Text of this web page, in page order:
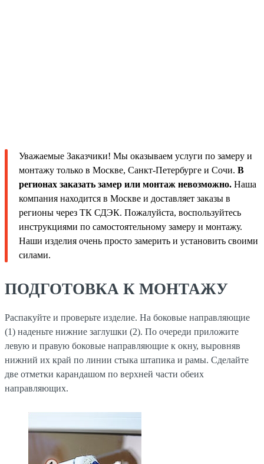
Уважаемые Заказчики! Мы оказываем услуги по замеру и
монтажу только в Москве, Санкт-Петербурге и Сочи. В
регионах заказать замер или монтаж невозможно. Наша
компания находится в Москве и доставляет заказы в
регионы через ТК СДЭК. Пожалуйста, воспользуйтесь
инструкциями по самостоятельному замеру и монтажу.
Наши изделия очень просто замерить и установить своими
силами.
ПОДГОТОВКА К МОНТАЖУ
Распакуйте и проверьте изделие. На боковые направляющие
(1) наденьте нижние заглушки (2). По очереди приложите
левую и правую боковые направляющие к окну, выровняв
нижний их край по линии стыка штапика и рамы. Сделайте
две отметки карандашом по верхней части обеих
направляющих.